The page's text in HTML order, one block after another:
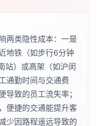
两类隐性成本：一是
地铁（如步行6分钟
站）或高架（如沪闵
通勤时间与交通费
导致的员工流失率；
便捷的交通能提升客
少因路程遥远导致的